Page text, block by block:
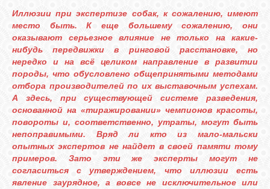
Иллюзии при экспертизе собак, к сожалению, имеют
место быть. К еще большему сожалению, они
оказывают серьезное влияние не только на какие-
нибудь передвижки в ринговой расстановке, но
нередко и на всё целиком направление в развитии
породы, что обусловлено общепринятыми методами
отбора производителей по их выставочным успехам.
А здесь, при существующей системе разведения,
основанной на «тиражировании» чемпионов красоты,
повороты и, соответственно, утраты, могут быть
непоправимыми. Вряд ли кто из мало-мальски
опытных экспертов не найдет в своей памяти тому
примеров. Зато эти же эксперты могут не
согласиться с утверждением, что иллюзии есть
явление заурядное, а вовсе не исключительное или